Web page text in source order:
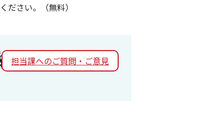
さい。（無料）
担当課へのご質問・ご意見